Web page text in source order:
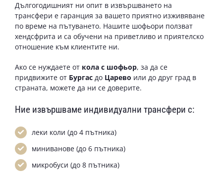
Дългогодишният ни опит в извършването на
трансфери е гаранция за вашето приятно изживяване
по време на пътуването. Нашите шофьори ползват
хендсфрита и са обучени на приветливо и приятелско
отношение към клиентите ни.
Ако се нуждаете от кола с шофьор, за да се
придвижите от Бургас до Царево или до друг град в
страната, можете да ни се доверите.
Ние извършваме индивидуални трансфери с:
леки коли (до 4 пътника)
миниванове (до 6 пътника)
микробуси (до 8 пътника)